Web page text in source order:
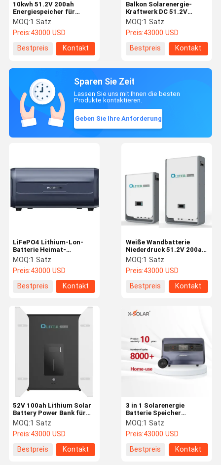
10kwh 51.2V 200ah
Energiespeicher für
Haushalte Batteriepaket
100a Lade- /
Entladestrom
MOQ:1 Satz
Preis:43000 USD
Bestpreis
Kontakt
Balkon Solarenergie-
Kraftwerk DC 51.2V
Kommunikation RS485 /
RS232 / Kann
MOQ:1 Satz
Preis:43000 USD
Bestpreis
Kontakt
Sparen Sie Zeit
Lassen Sie uns mit Ihnen die besten
Produkte kontaktieren.
Geben Sie Ihre Anforderung
Weiße Wandbatterie
Niederdruck 51.2V 200ah
LiFePO4
Energiespeicherbatterie
MOQ:1 Satz
Preis:43000 USD
Bestpreis
Kontakt
LiFePO4 Lithium-Lon-
Batterie Heimat-
Energiespeichersystem
2400wh Bluetooth-
Ladespannung 50V
MOQ:1 Satz
Preis:43000 USD
Bestpreis
Kontakt
3 in 1 Solarenergie
Batterie Speicher
Kraftwerk für Balkon
100ah Nennkapazität
MOQ:1 Satz
Preis:43000 USD
Bestpreis
Kontakt
52V 100ah Lithium Solar
Battery Power Bank für
Niederdruck
Wandmontierte schwarze
Wechselrichter
Energiespeicher
MOQ:1 Satz
Preis:43000 USD
Bestpreis
Kontakt